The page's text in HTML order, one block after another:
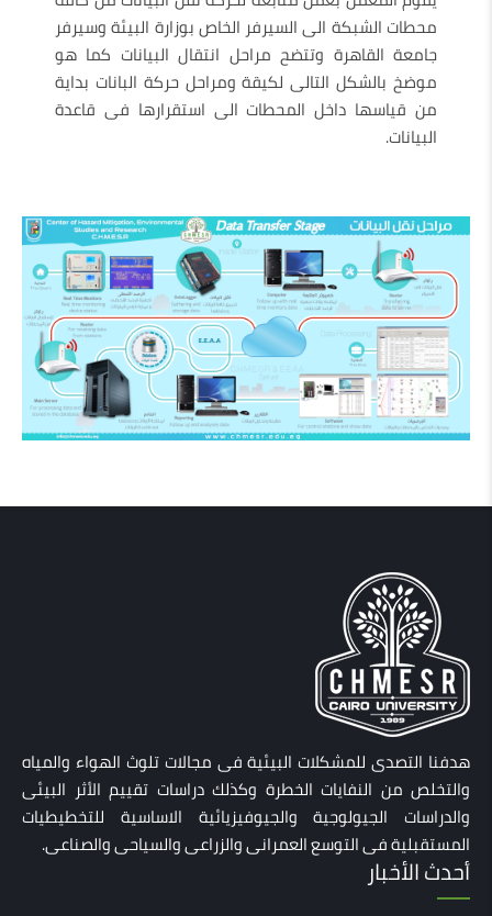
محطات الشبكة الى السيرفر الخاص بوزارة البيئة وسيرفر
جامعة القاهرة وتتضح مراحل انتقال البيانات كما هو
موضخ بالشكل التالى لكيقة ومراحل حركة البانات بداية
من قياسها داخل المحطات الى استقرارها فى قاعدة
البيانات.
هدفنا التصدى للمشكلات البيئية فى مجالات تلوث الهواء والمياه
والتخلص من النفايات الخطرة وكذلك دراسات تقييم الأثر البيئى
والدراسات الجيولوجية والجيوفيزيائية الاساسية للتخطيطيات
المستقبلية فى التوسع العمرانى والزراعى والسياحى والصناعى.
أحدث الأخبار